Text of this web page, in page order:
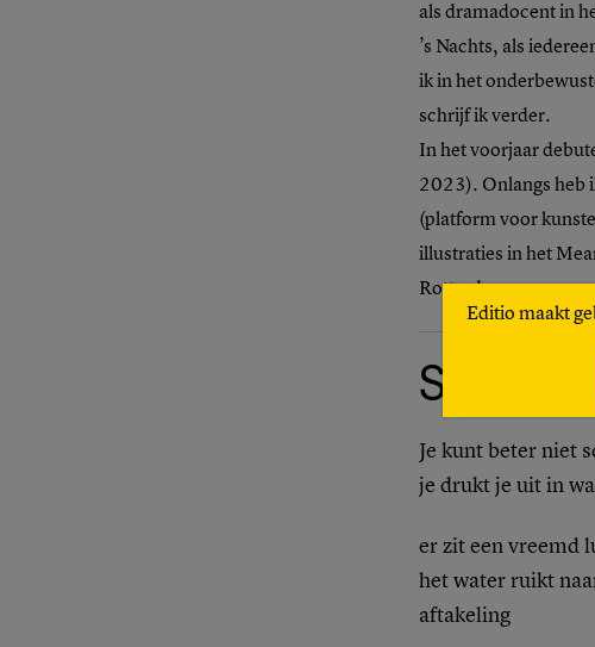
Editio maakt
als dramadocent in
’s Nachts, als
ik in het
schrijf ik verder.
In het voorjaar
2023). Onlangs heb
(platform voor
illustraties in het
Rotterdam.
Je kunt beter niet
je drukt je uit in
er zit een vreemd
het water ruikt
aftakeling